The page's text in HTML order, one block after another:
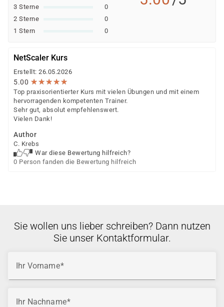
3 Sterne
0
2 Sterne
0
1 Stern
0
NetScaler Kurs
Erstellt: 26.05.2026
5.00 ★★★★★
★★★★★
Top praxisorientierter Kurs mit vielen Übungen und mit einem
hervorragenden kompetenten Trainer.
Sehr gut, absolut empfehlenswert.
Vielen Dank!
Author
C. Krebs
War diese Bewertung hilfreich?
0 Person fanden die Bewertung hilfreich
Sie wollen uns lieber schreiben? Dann nutzen
Sie unser Kontaktformular.
Ihr Vorname
Ihr Nachname